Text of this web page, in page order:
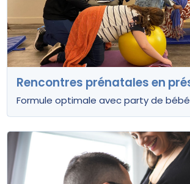
Rencontres prénatales en
Formule optimale avec party de